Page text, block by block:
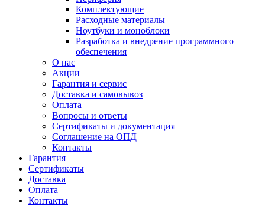
Комплектующие
Расходные материалы
Ноутбуки и моноблоки
Разработка и внедрение программного
обеспечения
О нас
Акции
Гарантия и сервис
Доставка и самовывоз
Оплата
Вопросы и ответы
Сертификаты и документация
Соглашение на ОПД
Контакты
Гарантия
Сертификаты
Доставка
Оплата
Контакты